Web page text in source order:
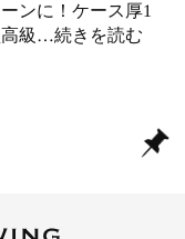
ンに！ケース厚1
級 …続きを読む